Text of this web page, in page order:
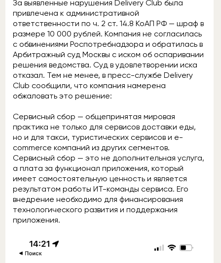
За выявленные нарушения Delivery Club была
привлечена к административной
ответственности по ч. 2 ст. 14.8 КоАП РФ — шраф в
размере 10 000 рублей. Компания не согласилась
с обвинениями Роспотребнадзора и обратилась в
Арбитражный суд Москвы с иском об оспаривании
решения ведомства. Суд в удовлетворении иска
отказал. Тем не менее, в пресс-службе Delivery
Club сообщили, что компания намерена
обжаловать это решение:
Сервисный сбор — общепринятая мировая
практика не только для сервисов доставки еды,
но и для такси, туристических сервисов и e-
commerce компаний из других сегментов.
Сервисный сбор — это не дополнительная услуга,
а плата за функционал приложения, который
имеет самостоятельную ценность и является
результатом работы ИТ-команды сервиса. Его
внедрение необходимо для финансирования
технологического развития и поддержания
приложения.